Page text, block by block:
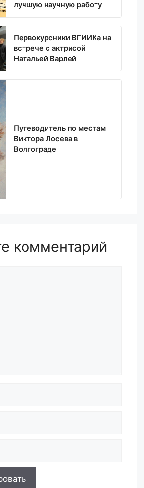
лучшую научную работу
Первокурсники ВГИИКа на
встрече с актрисой
Натальей Варлей
Путеводитель по местам
Виктора Лосева в
Волгограде
комментарий